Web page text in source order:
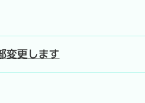
変更します